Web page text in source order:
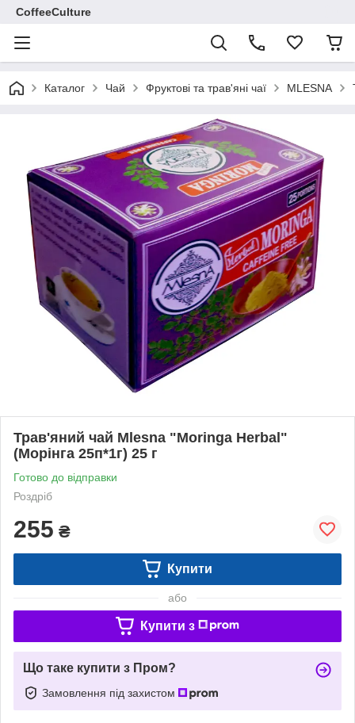
CoffeeCulture
Каталог Чай Фруктові та трав'яні чаї MLESNA
Трав'яний чай Mlesna "Moringa Herbal"
(Морінга 25п*1г) 25 г
Готово до відправки
Роздріб
255 ₴
Купити
або
Купити з
Що таке купити з Пром?
Замовлення під захистом